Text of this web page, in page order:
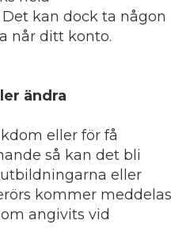
kan dock ta någon
når ditt konto.
ändra
eller för få
så kan det bli
eller
kommer meddelas
angivits vid